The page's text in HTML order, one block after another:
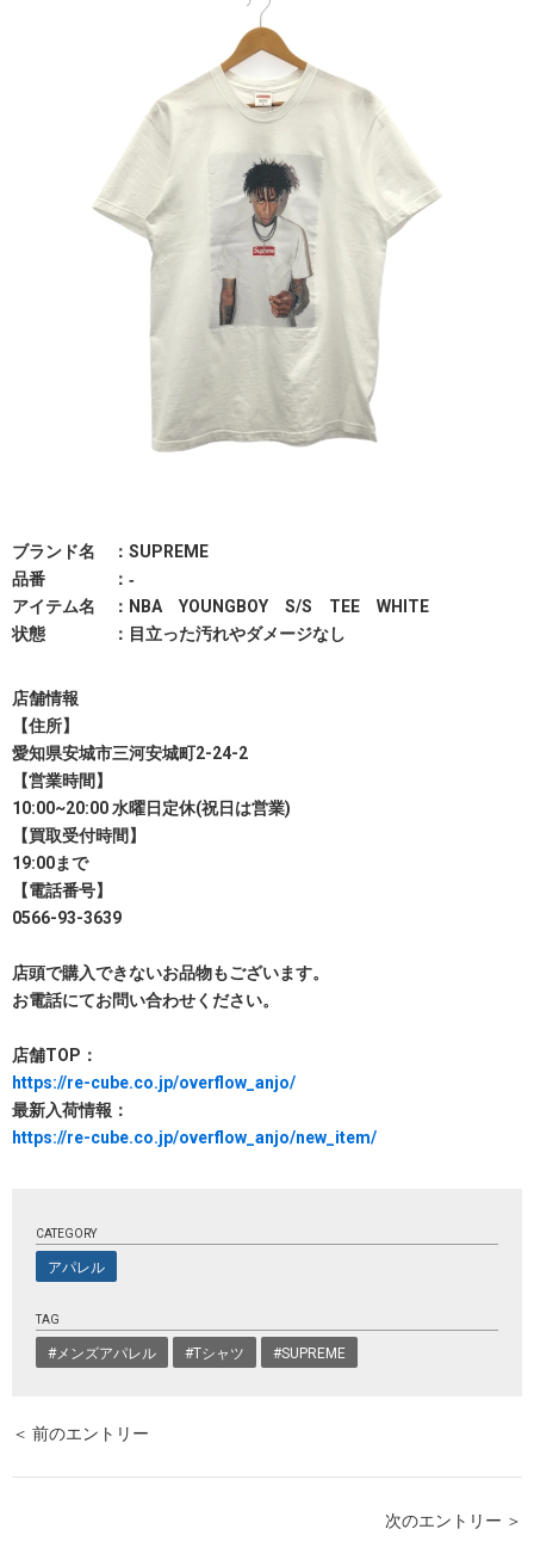
ブランド名 ：SUPREME
品番 ：‐
アイテム名 ：NBA YOUNGBOY S/S TEE WHITE
状態 ：目立った汚れやダメージなし
店舗情報
【住所】
愛知県安城市三河安城町2-24-2
【営業時間】
10:00~20:00 水曜日定休(祝日は営業)
【買取受付時間】
19:00まで
【電話番号】
0566-93-3639
店頭で購入できないお品物もございます。
お電話にてお問い合わせください。
店舗TOP：
https://re-cube.co.jp/overflow_anjo/
最新入荷情報：
https://re-cube.co.jp/overflow_anjo/new_item/
CATEGORY
アパレル
TAG
#メンズアパレル #Tシャツ #SUPREME
＜ 前のエントリー
次のエントリー ＞